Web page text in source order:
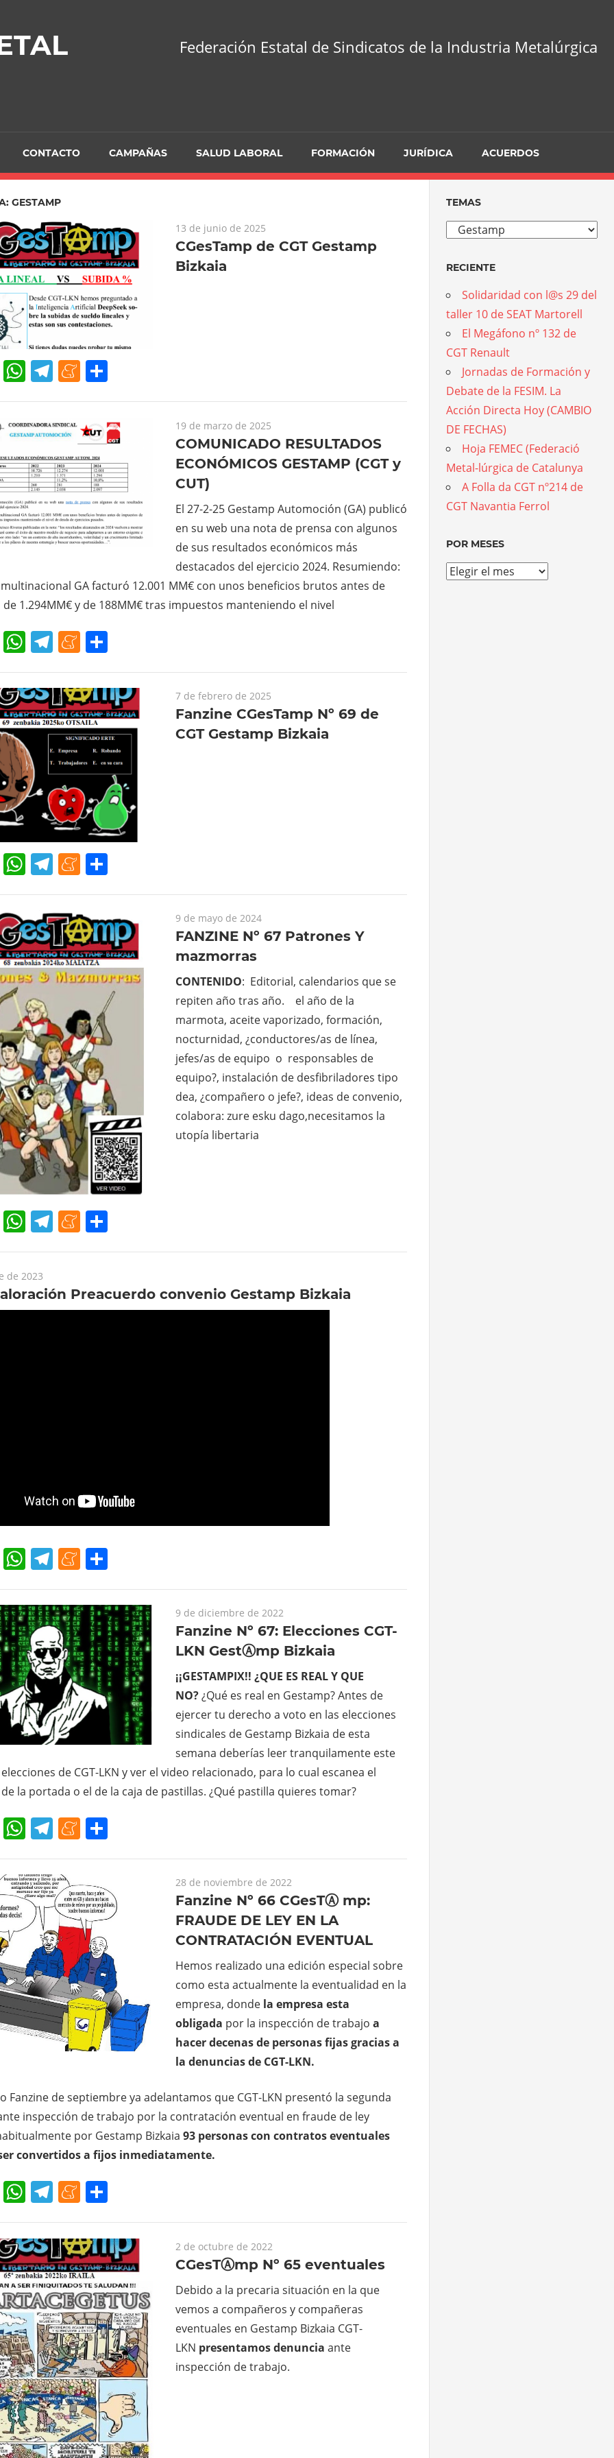
Federación Estatal de Sindicatos de la Industria Metalúrgica
CONTACTO CAMPAÑAS SALUD LABORAL FORMACIÓN JURÍDICA ACUERDOS
GESTAMP
13 de junio de 2025
CGesTamp de CGT Gestamp
Bizkaia
WhatsApp
Telegram
Meneame
19 de marzo de 2025
COMUNICADO RESULTADOS
ECONÓMICOS GESTAMP (CGT y
CUT)
El 27-2-25 Gestamp Automoción (GA) publicó
en su web una nota de prensa con algunos
de sus resultados económicos más
destacados del ejercicio 2024. Resumiendo:
multinacional GA facturó 12.001 MM€ con unos beneficios brutos antes de
1.294MM€ y de 188MM€ tras impuestos manteniendo el nivel
WhatsApp
Telegram
Meneame
7 de febrero de 2025
Fanzine CGesTamp Nº 69 de
CGT Gestamp Bizkaia
WhatsApp
Telegram
Meneame
9 de mayo de 2024
FANZINE Nº 67 Patrones Y
mazmorras
CONTENIDO: Editorial, calendarios que se
repiten año tras año. el año de la
marmota, aceite vaporizado, formación,
nocturnidad, ¿conductores/as de línea,
jefes/as de equipo o responsables de
equipo?, instalación de desfibriladores tipo
dea, ¿compañero o jefe?, ideas de convenio,
colabora: zure esku dago,necesitamos la
utopía libertaria
WhatsApp
Telegram
Meneame
de 2023
Preacuerdo convenio Gestamp Bizkaia
WhatsApp
Telegram
Meneame
9 de diciembre de 2022
Fanzine Nº 67: Elecciones CGT-
LKN GestⒶmp Bizkaia
¡¡GESTAMPIX!! ¿QUE ES REAL Y QUE
NO?¿Qué es real en Gestamp? Antes de
ejercer tu derecho a voto en las elecciones
sindicales de Gestamp Bizkaia de esta
semana deberías leer tranquilamente este
de CGT-LKN y ver el video relacionado, para lo cual escanea el
la portada o el de la caja de pastillas. ¿Qué pastilla quieres tomar?
WhatsApp
Telegram
Meneame
28 de noviembre de 2022
Fanzine Nº 66 CGesTⒶ mp:
FRAUDE DE LEY EN LA
CONTRATACIÓN EVENTUAL
Hemos realizado una edición especial sobre
como esta actualmente la eventualidad en la
empresa, donde la empresa esta
obligada por la inspección de trabajo a
hacer decenas de personas fijas gracias a
la denuncias de CGT-LKN.
Fanzine de septiembre ya adelantamos que CGT-LKN presentó la segunda
inspección de trabajo por la contratación eventual en fraude de ley
por Gestamp Bizkaia 93 personas con contratos eventuales
convertidos a fijos inmediatamente.
WhatsApp
Telegram
Meneame
2 de octubre de 2022
CGesTⒶmp Nº 65 eventuales
Debido a la precaria situación en la que
vemos a compañeros y compañeras
eventuales en Gestamp Bizkaia CGT-
LKN presentamos denuncia ante
inspección de trabajo.
TEMAS
Temas
RECIENTE
Solidaridad con l@s 29 del
taller 10 de SEAT Martorell
El Megáfono nº 132 de
CGT Renault
Jornadas de Formación y
Debate de la FESIM. La
Acción Directa Hoy (CAMBIO
DE FECHAS)
Hoja FEMEC (Federació
Metal-lúrgica de Catalunya
A Folla da CGT nº214 de
CGT Navantia Ferrol
POR MESES
Por